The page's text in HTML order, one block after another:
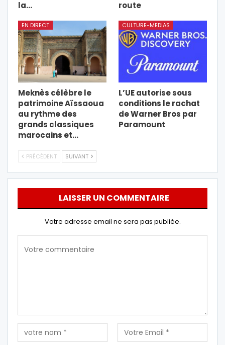
la…
route
EN DIRECT
Meknès célèbre le
patrimoine Aïssaoua
au rythme des
grands classiques
marocains et…
CULTURE-MEDIAS
L’UE autorise sous
conditions le rachat
de Warner Bros par
Paramount
PRÉCÉDENT SUIVANT
LAISSER UN COMMENTAIRE
Votre adresse email ne sera pas publiée.